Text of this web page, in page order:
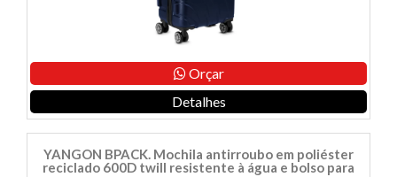
Orçar
Detalhes
YANGON BPACK. Mochila antirroubo em poliéster
reciclado 600D twill resistente à água e bolso para